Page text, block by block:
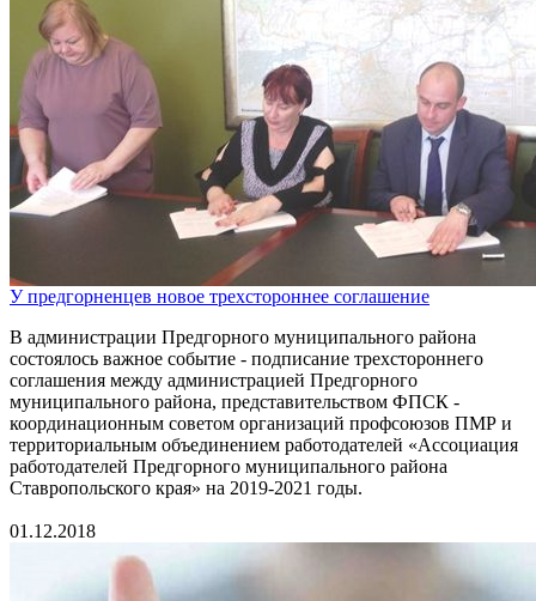
У предгорненцев новое трехстороннее соглашение
В администрации Предгорного муниципального района
состоялось важное событие - подписание трехстороннего
соглашения между администрацией Предгорного
муниципального района, представительством ФПСК -
координационным советом организаций профсоюзов ПМР и
территориальным объединением работодателей «Ассоциация
работодателей Предгорного муниципального района
Ставропольского края» на 2019-2021 годы.
01.12.2018